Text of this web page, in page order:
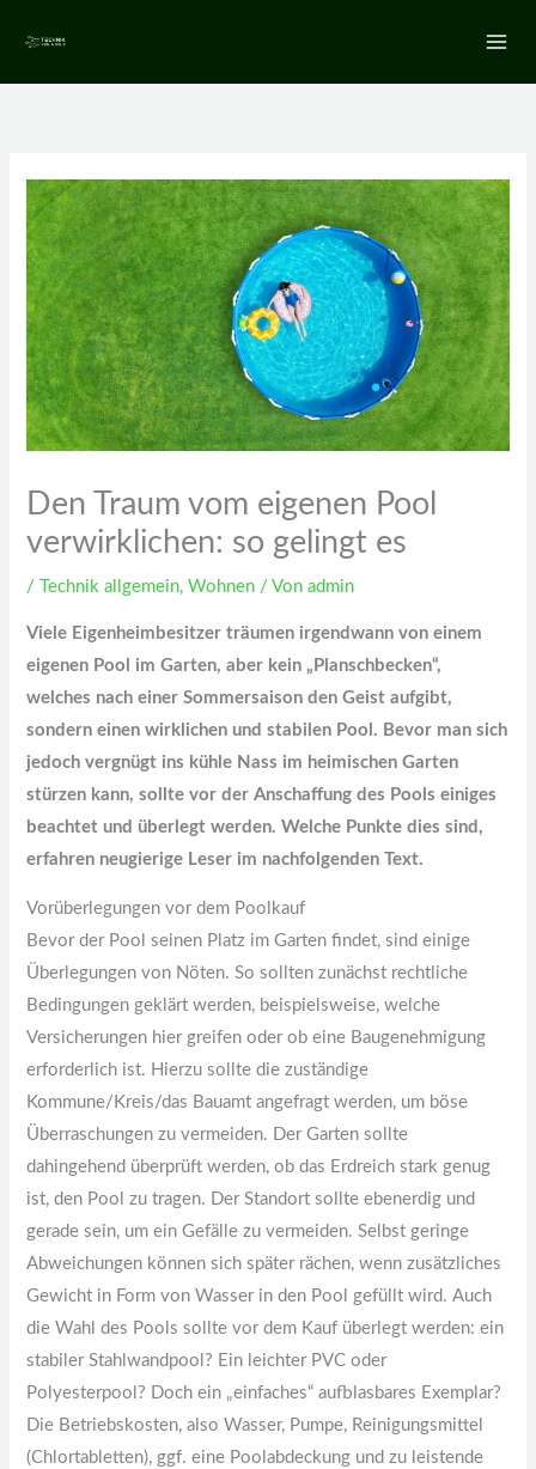
Inhalt
springen
Den Traum vom eigenen Pool
verwirklichen: so gelingt es
/ Technik allgemein,Wohnen / Vonadmin
Viele Eigenheimbesitzer träumen irgendwann von einem
eigenen Pool im Garten, aber kein „Planschbecken“,
welches nach einer Sommersaison den Geist aufgibt,
sondern einen wirklichen und stabilen Pool. Bevor man sich
jedoch vergnügt ins kühle Nass im heimischen Garten
stürzen kann, sollte vor der Anschaffung des Pools einiges
beachtet und überlegt werden. Welche Punkte dies sind,
erfahren neugierige Leser im nachfolgenden Text.
Vorüberlegungen vor dem Poolkauf
Bevor der Pool seinen Platz im Garten findet, sind einige
Überlegungen von Nöten. So sollten zunächst rechtliche
Bedingungen geklärt werden, beispielsweise, welche
Versicherungen hier greifen oder ob eine Baugenehmigung
erforderlich ist. Hierzu sollte die zuständige
Kommune/Kreis/das Bauamt angefragt werden, um böse
Überraschungen zu vermeiden. Der Garten sollte
dahingehend überprüft werden, ob das Erdreich stark genug
ist, den Pool zu tragen. Der Standort sollte ebenerdig und
gerade sein, um ein Gefälle zu vermeiden. Selbst geringe
Abweichungen können sich später rächen, wenn zusätzliches
Gewicht in Form von Wasser in den Pool gefüllt wird. Auch
die Wahl des Pools sollte vor dem Kauf überlegt werden: ein
stabiler Stahlwandpool? Ein leichter PVC oder
Polyesterpool? Doch ein „einfaches“ aufblasbares Exemplar?
Die Betriebskosten, also Wasser, Pumpe, Reinigungsmittel
(Chlortabletten), ggf. eine Poolabdeckung und zu leistende